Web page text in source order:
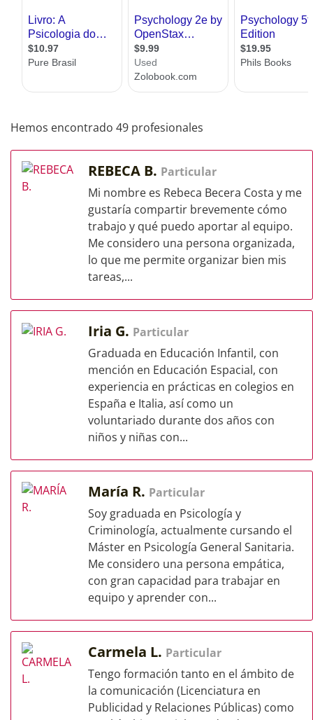
Hemos encontrado 49 profesionales
REBECA B. Particular
Mi nombre es Rebeca Becera Costa y me
gustaría compartir brevemente cómo
trabajo y qué puedo aportar al equipo.
Me considero una persona organizada,
lo que me permite organizar bien mis
tareas,...
Iria G. Particular
Graduada en Educación Infantil, con
mención en Educación Espacial, con
experiencia en prácticas en colegios en
España e Italia, así como un
voluntariado durante dos años con
niños y niñas con...
María R. Particular
Soy graduada en Psicología y
Criminología, actualmente cursando el
Máster en Psicología General Sanitaria.
Me considero una persona empática,
con gran capacidad para trabajar en
equipo y aprender con...
Carmela L. Particular
Tengo formación tanto en el ámbito de
la comunicación (Licenciatura en
Publicidad y Relaciones Públicas) como